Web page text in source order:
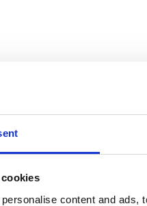
content and ads,